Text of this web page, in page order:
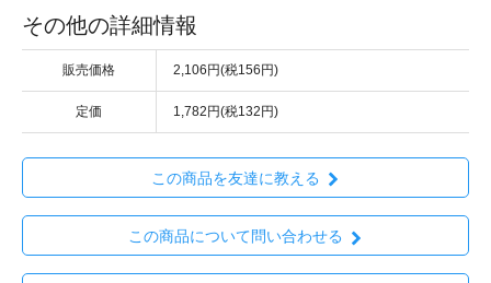
その他の詳細情報
販売価格 2,106円(税156円)
定価 1,782円(税132円)
この商品を友達に教える
この商品について問い合わせる